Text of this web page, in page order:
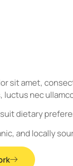
sit amet,
luctus nec
dietary
and locally